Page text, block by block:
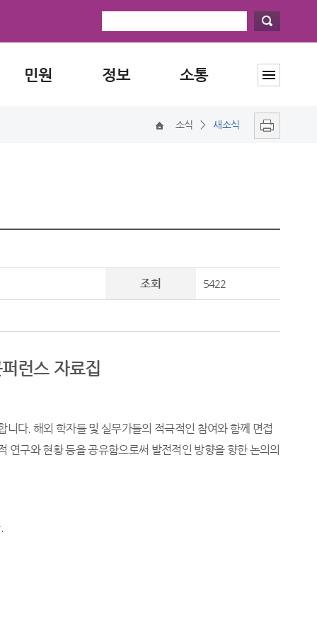
민원 정보 소통
소식 > 새소식
조회 5422
런스 자료집
니다. 해외 학자들 및 실무가들의 적극적인 참여와 함께 면접
연구와 현황 등을 공유함으로써 발전적인 방향을 향한 논의의
.